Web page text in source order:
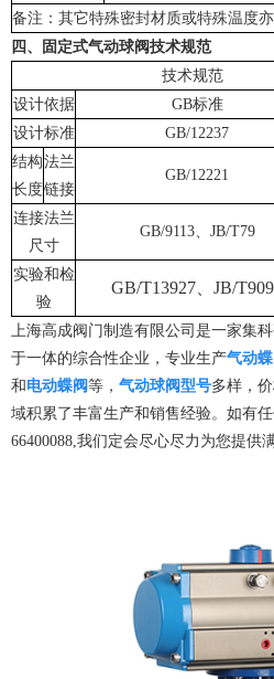
备注：其它特殊密封材质或特殊温度
四、固定式气动球阀技术规范
技术规范
设计依据
GB标准
设计标准
GB/12237
结构
长度
法兰
链接
GB/12221
连接法兰
尺寸
GB/9113、JB/T79
实验和检
验
GB/T13927、JB/
上海高成阀门制造有限公司是一家集
于一体的综合性企业，专业生产气动蝶
和 电动蝶阀等， 气动球阀型号多样，
域积累了丰富生产和销售经验。如有
66400088,我们定会尽心尽力为您提供